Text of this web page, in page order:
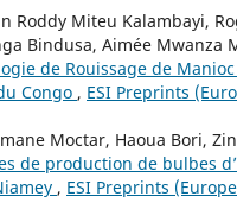
Roddy Miteu Kalambayi,
Bindusa, Aimée Mwanza
de Rouissage de
Congo , ESI Preprints
Moctar, Haoua Bori,
de production de bulbes
, ESI Preprints